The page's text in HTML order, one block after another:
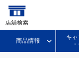
商品情報
キ